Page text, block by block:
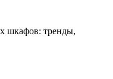
шкафов: тренды,